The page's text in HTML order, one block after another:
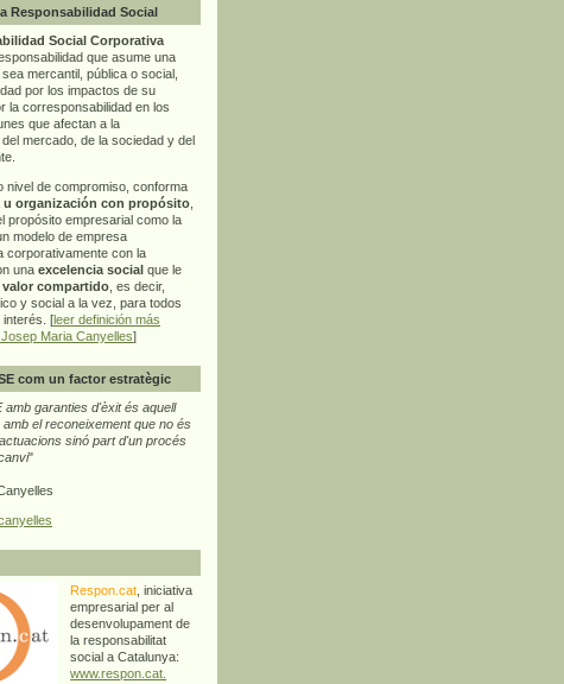
Responsabilidad Social
Social Corporativa
que asume una
mercantil, pública o social,
por los impactos de su
la corresponsabilidad en los
que afectan a la
mercado, de la sociedad y del
nivel de compromiso, conforma
u organización con propósito
propósito empresarial como la
modelo de empresa
corporativamente con la
una excelencia social que le
valor compartido , es decir,
y social a la vez, para todos
interés. [leer definición más
Maria Canyelles]
com un factor estratègic
amb garanties d'èxit és aquell
el reconeixement que no és
sinó part d'un procés
"
Respon.cat , iniciativa
empresarial per al
desenvolupament de
la responsabilitat
social a Catalunya:
www.respon.cat.